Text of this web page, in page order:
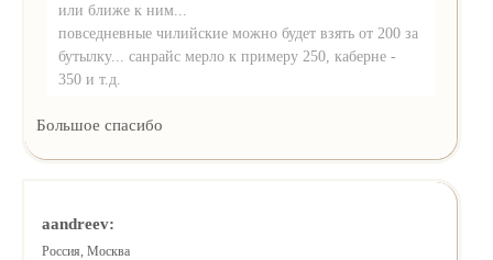
или ближе к ним...
повседневные чилийские можно будет взять от 200 за
бутылку... санрайс мерло к примеру 250, каберне -
350 и т.д.
Большое спасибо
aandreev:
Россия, Москва